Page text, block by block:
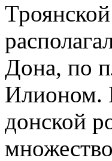
Дона, по
Илионом.
донской